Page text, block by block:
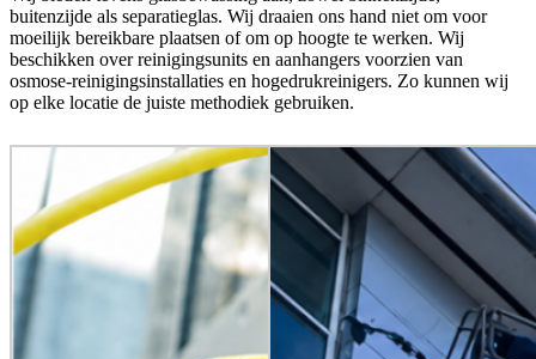
buitenzijde als separatieglas. Wij draaien ons hand niet om voor
moeilijk bereikbare plaatsen of om op hoogte te werken. Wij
beschikken over reinigingsunits en aanhangers voorzien van
osmose-reinigingsinstallaties en hogedrukreinigers. Zo kunnen wij
op elke locatie de juiste methodiek gebruiken.